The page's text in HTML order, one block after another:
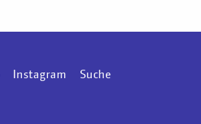
Instagram Suche